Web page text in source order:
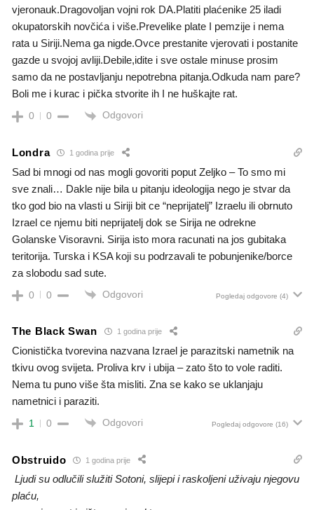
vjeronauk.Dragovoljan vojni rok DA.Platiti plaćenike 25 iladi
okupatorskih novčića i više.Prevelike plate I pemzije i nema
rata u Siriji.Nema ga nigde.Ovce prestanite vjerovati i postanite
gazde u svojoj avliji.Debile,idite i sve ostale minuse prosim
samo da ne postavljanju nepotrebna pitanja.Odkuda nam pare?
Boli me i kurac i pička stvorite ih I ne huškajte rat.
0 0 Odgovori
Londra 1 godina prije
Sad bi mnogi od nas mogli govoriti poput Zeljko – To smo mi
sve znali… Dakle nije bila u pitanju ideologija nego je stvar da
tko god bio na vlasti u Siriji bit ce “neprijatelj” Izraelu ili obrnuto
Izrael ce njemu biti neprijatelj dok se Sirija ne odrekne
Golanske Visoravni. Sirija isto mora racunati na jos gubitaka
teritorija. Turska i KSA koji su podrzavali te pobunjenike/borce
za slobodu sad sute.
0 0 Odgovori Pogledaj odgovore (4)
The Black Swan 1 godina prije
Cionistička tvorevina nazvana Izrael je parazitski nametnik na
tkivu ovog svijeta. Proliva krv i ubija – zato što to vole raditi.
Nema tu puno više šta misliti. Zna se kako se uklanjaju
nametnici i paraziti.
1 0 Odgovori Pogledaj odgovore (16)
Obstruido 1 godina prije
Ljudi su odlučili služiti Sotoni, slijepi i raskoljeni uživaju njegovu
plaću,